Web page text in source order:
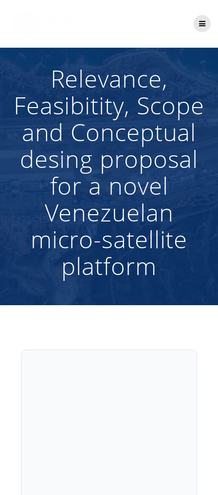
Relevance,
Feasibitity, Scope
and Conceptual
desing proposal
for a novel
Venezuelan
micro-satellite
platform